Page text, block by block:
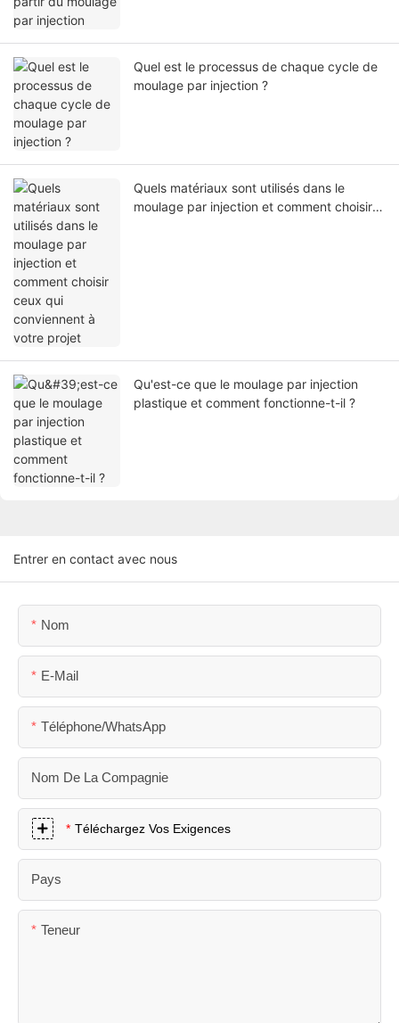
Quel est le processus de chaque cycle de
moulage par injection ?
Quels matériaux sont utilisés dans le
moulage par injection et comment choisir
Qu'est-ce que le moulage par injection
plastique et comment fonctionne-t-il ?
Entrer en contact avec nous
Nom
E-Mail
Téléphone/WhatsApp
Nom De La Compagnie
Téléchargez Vos Exigences
Pays
Teneur